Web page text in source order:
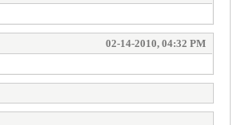
02-14-2010, 04:32 PM